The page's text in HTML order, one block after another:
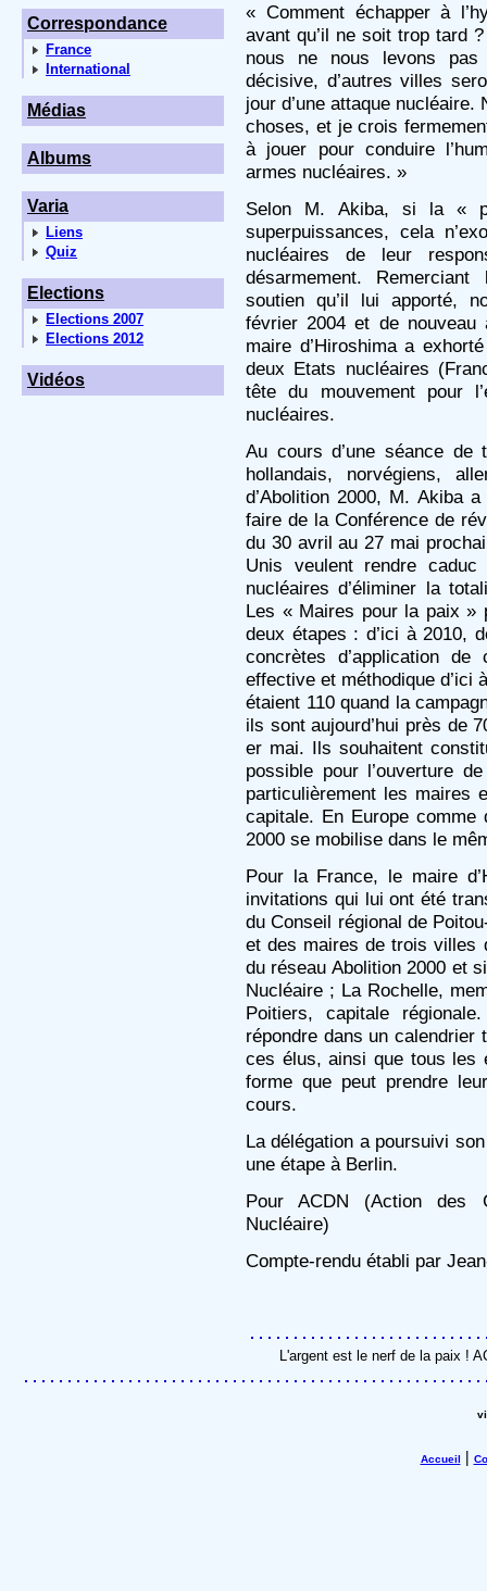
Correspondance
France
International
Médias
Albums
Varia
Liens
Quiz
Elections
Elections 2007
Elections 2012
Vidéos
« Comment échapper à
avant qu’il ne soit trop tard
nous ne nous levons
décisive, d’autres villes
jour d’une attaque
choses, et je crois
à jouer pour conduire
armes nucléaires. »
Selon M. Akiba, si la «
superpuissances, cela
nucléaires de leur
désarmement.
soutien qu’il lui apporté,
février 2004 et de
maire d’Hiroshima a
deux Etats nucléaires
tête du mouvement pour
nucléaires.
Au cours d’une séance de
hollandais, norvégiens,
d’Abolition 2000, M. Akiba
faire de la Conférence de
du 30 avril au 27 mai
Unis veulent rendre
nucléaires d’éliminer la
Les « Maires pour la paix »
deux étapes : d’ici à 2010,
concrètes d’application
effective et méthodique d’ici
étaient 110 quand la
ils sont aujourd’hui près de
er mai. Ils souhaitent
possible pour l’ouverture
particulièrement les maires
capitale. En Europe
2000 se mobilise dans le
Pour la France, le maire
invitations qui lui ont été
du Conseil régional de
et des maires de trois villes
du réseau Abolition 2000 et
Nucléaire ; La Rochelle,
Poitiers, capitale
répondre dans un
ces élus, ainsi que tous les
forme que peut prendre
cours.
La délégation a poursuivi
une étape à Berlin.
Pour ACDN (Action des
Nucléaire)
Compte-rendu établi par
L'argent est le nerf de la paix !
Accueil |